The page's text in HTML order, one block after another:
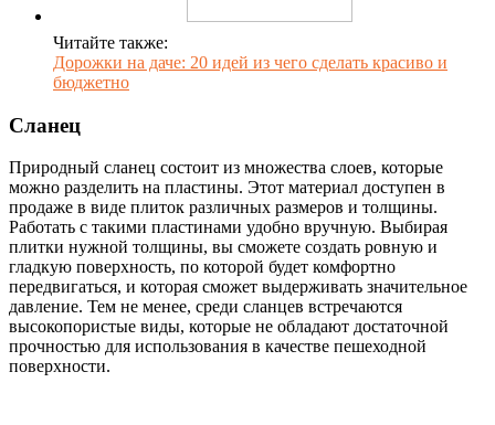
Читайте также:
Дорожки на даче: 20 идей из чего сделать красиво и
бюджетно
Сланец
Природный сланец состоит из множества слоев, которые
можно разделить на пластины. Этот материал доступен в
продаже в виде плиток различных размеров и толщины.
Работать с такими пластинами удобно вручную. Выбирая
плитки нужной толщины, вы сможете создать ровную и
гладкую поверхность, по которой будет комфортно
передвигаться, и которая сможет выдерживать значительное
давление. Тем не менее, среди сланцев встречаются
высокопористые виды, которые не обладают достаточной
прочностью для использования в качестве пешеходной
поверхности.